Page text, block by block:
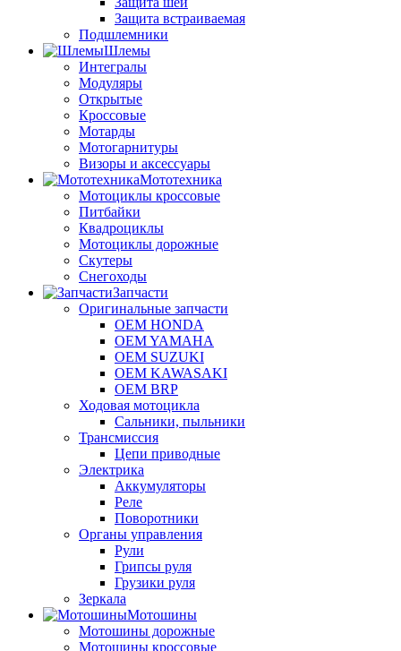
Защита встраиваемая
Подшлемники
Шлемы
Интегралы
Модуляры
Открытые
Кроссовые
Мотарды
Мотогарнитуры
Визоры и аксессуары
Мототехника
Мотоциклы кроссовые
Питбайки
Квадроциклы
Мотоциклы дорожные
Скутеры
Снегоходы
Запчасти
Оригинальные запчасти
OEM HONDA
OEM YAMAHA
OEM SUZUKI
OEM KAWASAKI
OEM BRP
Ходовая мотоцикла
Сальники, пыльники
Трансмиссия
Цепи приводные
Электрика
Аккумуляторы
Реле
Поворотники
Органы управления
Рули
Грипсы руля
Грузики руля
Зеркала
Мотошины
Мотошины дорожные
Мотошины кроссовые